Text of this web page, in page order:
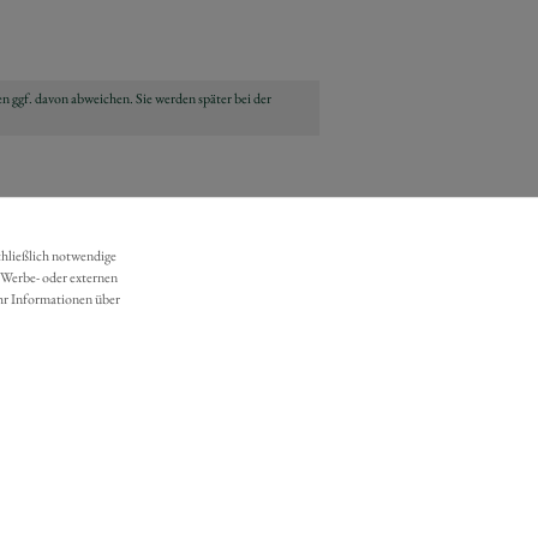
davon abweichen. Sie werden später bei der
notwendige
oder externen
Informationen über